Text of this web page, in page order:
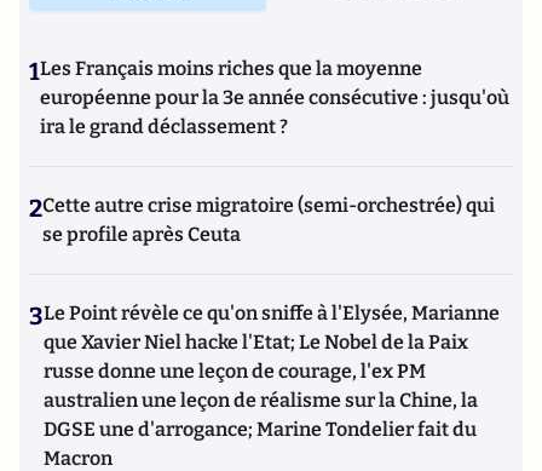
1Les Français moins riches que la moyenne
européenne pour la 3e année consécutive : jusqu'où
ira le grand déclassement ?
2Cette autre crise migratoire (semi-orchestrée) qui
se profile après Ceuta
3Le Point révèle ce qu'on sniffe à l'Elysée, Marianne
que Xavier Niel hacke l'Etat; Le Nobel de la Paix
russe donne une leçon de courage, l'ex PM
australien une leçon de réalisme sur la Chine, la
DGSE une d'arrogance; Marine Tondelier fait du
Macron